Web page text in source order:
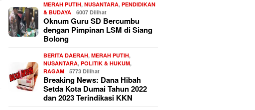
MERAH PUTIH,NUSANTARA,PENDIDIKAN
& BUDAYA
6007 Dilihat
Oknum Guru SD Bercumbu
dengan Pimpinan LSM di Siang
Bolong
BERITA DAERAH,MERAH PUTIH,
NUSANTARA,POLITIK & HUKUM,
RAGAM
5773 Dilihat
Breaking News: Dana Hibah
Setda Kota Dumai Tahun 2022
dan 2023 Terindikasi KKN